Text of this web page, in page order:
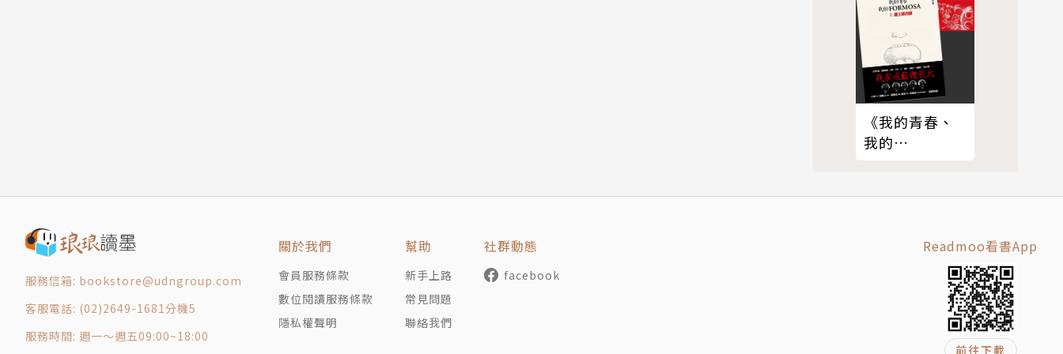
計畫主持人、奧斯陸大學（University of Oslo）哲學系的研究員、《晚郵報》（Aftenposten）專欄作家，以及挪威廣
播公司第一台（NRK1）談話節目「Store studio」固定來賓。他的寫作風格獨特，擅長以簡明直白的方式探討當代國際
難解的日常議題，挖掘人性最深沉情感的正反兩面，並試圖在這些灰暗的情感光譜中找到其獨特的光亮。史文德森獲獎無
數，包括漢諾威哲學研究院（Hannover Research Institute for Philosophy；FIPH）頒發的最佳哲學圖書獎（The Ph
ilosophical Book Prize）、獻給傑出研究傳播的梅爾策獎（Meltzer）、由和平研究院（PRIO）與活躍和平之旅（Akt
ive Fredsreise）發起的囚犯的證言獎（The Prisoners' Testament）。
《我的青春、
我的
服務信箱: bookstore@udngroup.com
客服電話: (02)2649-1681分機5
服務時間: 週一～週五09:00~18:00
關於我們
會員服務條款
數位閱讀服務條款
隱私權聲明
幫助
新手上路
常見問題
聯絡我們
社群動態
facebook
Readmoo看書App
前往下載